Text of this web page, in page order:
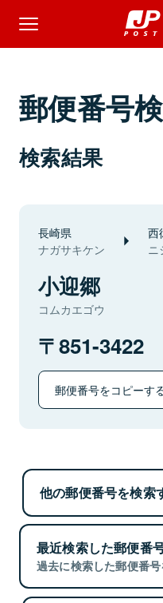
郵便番号
検索結果
長崎県
ナガサキケン
西
ニ
小迎郷
コムカエゴウ
851-3422
郵便番号をコピーす
他の郵便番号を検索
最近検索した郵便番
過去に検索した郵便番号